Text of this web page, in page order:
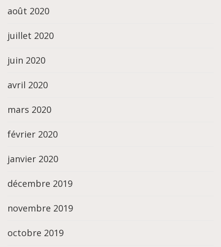
août 2020
juillet 2020
juin 2020
avril 2020
mars 2020
février 2020
janvier 2020
décembre 2019
novembre 2019
octobre 2019